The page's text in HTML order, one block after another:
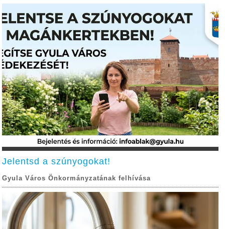
Jelentsd a szúnyogokat!
Gyula Város Önkormányzatának felhívása